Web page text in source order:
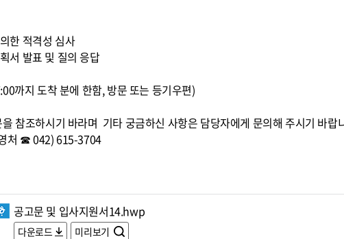
한 적격성 심사
서 발표 및 질의 응답
까지 도착 분에 한함, 방문 또는 등기우편)
참조하시기 바라며 기타 궁금하신 사항은 담당자에게 문의해 주시기 바랍
처 ☎ 042) 615-3704
공고문 및 입사지원서14.hwp
다운로드 미리보기